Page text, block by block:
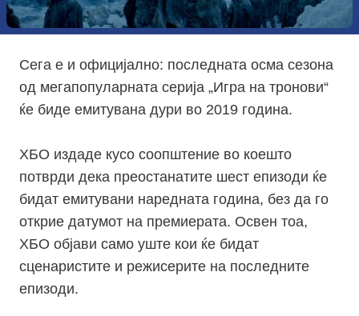
Сега е и официјално: последната осма сезона
од мегапопуларната серија „Игра на тронови“
ќе биде емитувана дури во 2019 година.
ХБО издаде кусо соопштение во коешто
потврди дека преостанатите шест епизоди ќе
бидат емитувани наредната година, без да го
открие датумот на премиерата. Освен тоа,
ХБО објави само уште кои ќе бидат
сценаристите и режисерите на последните
епизоди.